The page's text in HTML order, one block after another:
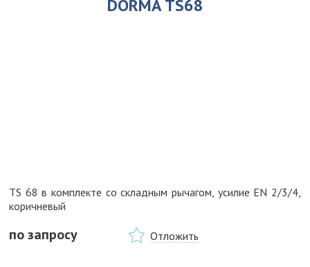
DORMA TS68
TS 68 в комплекте со складным рычагом, усилие EN 2/3/4,
коричневый
по запросу Отложить